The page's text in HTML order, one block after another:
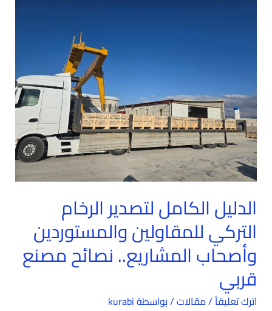
الدليل الكامل لتصدير الرخام
التركي للمقاولين والمستوردين
وأصحاب المشاريع.. نصائح مصنع
قربي
اترك تعليقاً/مقالات/ بواسطةkurabi
للمقاولين
والمستوردين
وأصحاب
المشاريع..
نصائح
مصنع
قربي